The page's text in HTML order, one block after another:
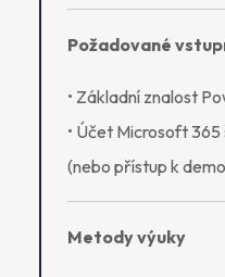
Požadované
• Základní znalost
• Účet Microsoft
(nebo přístup k
Metody výuky